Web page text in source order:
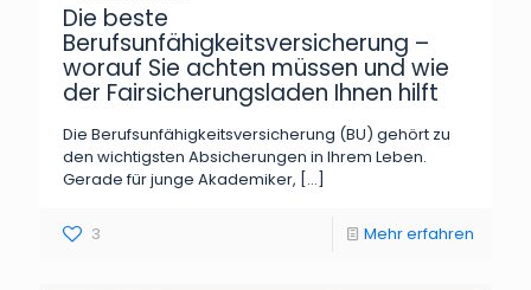
Die beste
Berufsunfähigkeitsversicherung –
worauf Sie achten müssen und wie
der Fairsicherungsladen Ihnen hilft
Die Berufsunfähigkeitsversicherung (BU) gehört zu
den wichtigsten Absicherungen in Ihrem Leben.
Gerade für junge Akademiker, […]
3 Mehr erfahren